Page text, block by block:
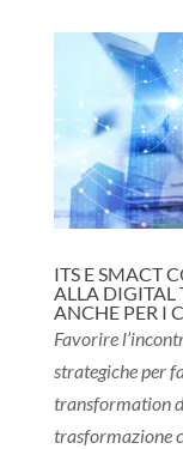
ITS E SMACT
ALLA DIGITAL
ANCHE PER I
Favorire
strategiche per
transformation
trasformazione